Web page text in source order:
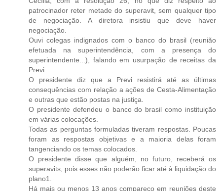
patrocinador reter metade do superavit, sem qualquer tipo
de negociação. A diretora insistiu que deve haver
negociação.
Ouvi colegas indignados com o banco do brasil (reunião
efetuada na superintendência, com a presença do
superintendente...), falando em usurpação de receitas da
Previ.
O presidente diz que a Previ resistirá até as últimas
consequências com relação a ações de Cesta-Alimentação
e outras que estão postas na justiça.
O presidente defendeu o banco do brasil como instituição
em várias colocações.
Todas as perguntas formuladas tiveram respostas. Poucas
foram as respostas objetivas e a maioria delas foram
tangenciando os temas colocados.
O presidente disse que alguém, no futuro, receberá os
superavits, pois esses não poderão ficar até à liquidação do
plano1.
Há mais ou menos 13 anos compareço em reuniões deste